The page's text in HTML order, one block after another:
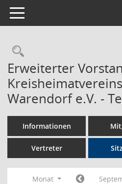
Toggle navigation
Rechercheauswahl
Erweiterter
Warendorf e.V. -
Informationen
Vertreter
Monat